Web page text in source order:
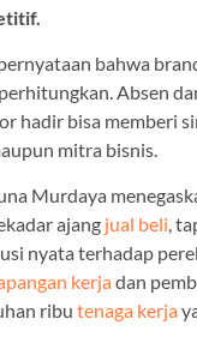
bahwa
Absen
hadir bisa memberi
mitra bisnis.
Murdaya
ajang jual beli,
nyata terhadap
kerjadan
ribu tenaga kerja